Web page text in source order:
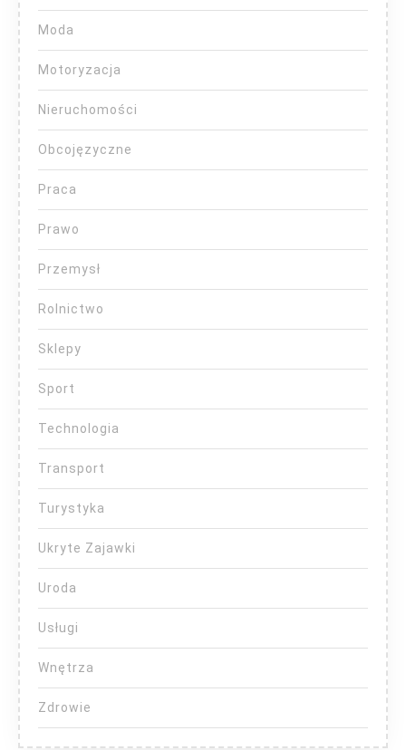
Moda
Motoryzacja
Nieruchomości
Obcojęzyczne
Praca
Prawo
Przemysł
Rolnictwo
Sklepy
Sport
Technologia
Transport
Turystyka
Ukryte Zajawki
Uroda
Usługi
Wnętrza
Zdrowie